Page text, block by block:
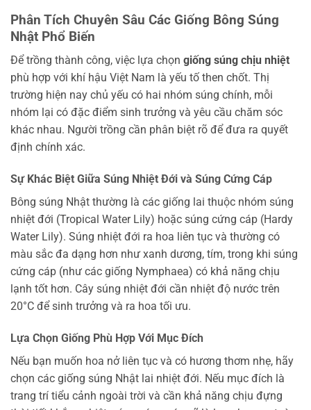
Phân Tích Chuyên Sâu Các Giống Bông Súng
Nhật Phổ Biến
Để trồng thành công, việc lựa chọn giống súng chịu nhiệt
phù hợp với khí hậu Việt Nam là yếu tố then chốt. Thị
trường hiện nay chủ yếu có hai nhóm súng chính, mỗi
nhóm lại có đặc điểm sinh trưởng và yêu cầu chăm sóc
khác nhau. Người trồng cần phân biệt rõ để đưa ra quyết
định chính xác.
Sự Khác Biệt Giữa Súng Nhiệt Đới và Súng Cứng Cáp
Bông súng Nhật thường là các giống lai thuộc nhóm súng
nhiệt đới (Tropical Water Lily) hoặc súng cứng cáp (Hardy
Water Lily). Súng nhiệt đới ra hoa liên tục và thường có
màu sắc đa dạng hơn như xanh dương, tím, trong khi súng
cứng cáp (như các giống Nymphaea) có khả năng chịu
lạnh tốt hơn. Cây súng nhiệt đới cần nhiệt độ nước trên
20°C để sinh trưởng và ra hoa tối ưu.
Lựa Chọn Giống Phù Hợp Với Mục Đích
Nếu bạn muốn hoa nở liên tục và có hương thơm nhẹ, hãy
chọn các giống súng Nhật lai nhiệt đới. Nếu mục đích là
trang trí tiểu cảnh ngoài trời và cần khả năng chịu đựng